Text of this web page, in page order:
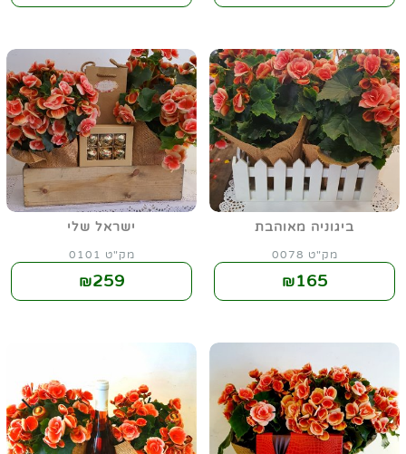
ביגוניה מאוהבת
מק"ט 0078
₪165
ישראל שלי
מק"ט 0101
₪259